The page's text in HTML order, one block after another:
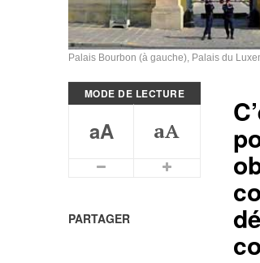
Palais Bourbon (à gauche), Palais du
MODE DE LECTURE
aA aA
Plus petits caractèresPlus grands
PARTAGER